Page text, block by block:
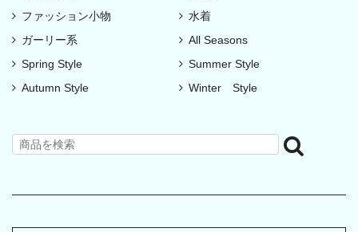
ファッション小物
水着
ガーリー系
All Seasons
Spring Style
Summer Style
Autumn Style
Winter Style